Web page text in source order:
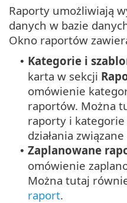
Raporty umożliwiają
danych w bazie
Okno raportów
• Kategorie i
karta w sekcji
omówienie
raportów. Można
raporty i
działania
• Zaplanowane
omówienie
Można tutaj
raport.